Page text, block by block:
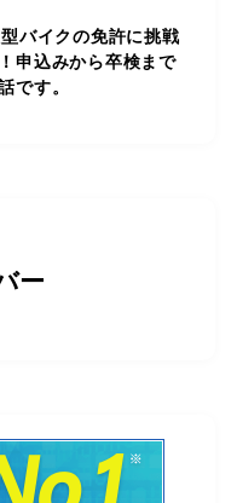
バイクの免許に挑戦
申込みから卒検まで
です。
ー